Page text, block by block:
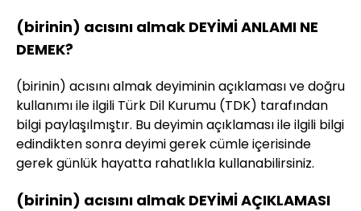
(birinin) acısını almak DEYİMİ ANLAMI NE
DEMEK?
(birinin) acısını almak deyiminin açıklaması ve doğru
kullanımı ile ilgili Türk Dil Kurumu (TDK) tarafından
bilgi paylaşılmıştır. Bu deyimin açıklaması ile ilgili bilgi
edindikten sonra deyimi gerek cümle içerisinde
gerek günlük hayatta rahatlıkla kullanabilirsiniz.
(birinin) acısını almak DEYİMİ AÇIKLAMASI